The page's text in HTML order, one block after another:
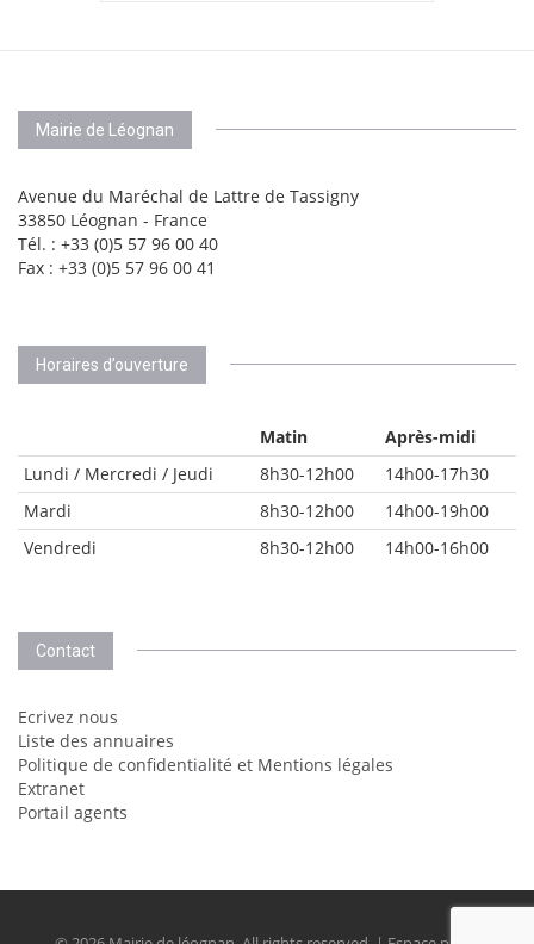
Mairie de Léognan
Avenue du Maréchal de Lattre de Tassigny
33850 Léognan - France
Tél. : +33 (0)5 57 96 00 40
Fax : +33 (0)5 57 96 00 41
Horaires d’ouverture
Matin
Après-midi
Lundi / Mercredi / Jeudi
8h30-12h00
14h00-17h30
Mardi
8h30-12h00
14h00-19h00
Vendredi
8h30-12h00 14h00-16h00
Contact
Ecrivez nous
Liste des annuaires
Politique de confidentialité et Mentions légales
Extranet
Portail agents